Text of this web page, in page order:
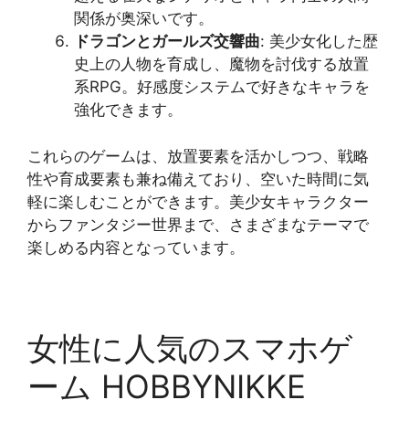
関係が奥深いです。
ドラゴンとガールズ交響曲: 美少女化した歴
史上の人物を育成し、魔物を討伐する放置
系RPG。好感度システムで好きなキャラを
強化できます​​。
これらのゲームは、放置要素を活かしつつ、戦略
性や育成要素も兼ね備えており、空いた時間に気
軽に楽しむことができます。美少女キャラクター
からファンタジー世界まで、さまざまなテーマで
楽しめる内容となっています。
女性に人気のスマホゲ
ーム HOBBYNIKKE